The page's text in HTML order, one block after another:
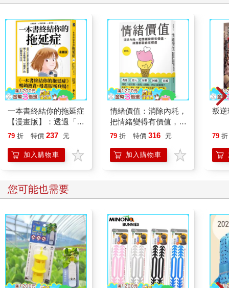
一本書終結你的拖延症
【漫畫版】：透過「小
行動」打開大腦的行動
「行動派」的37個科
學方法
79 折 特價 237 元
加入購物車
情緒價值：消除內耗，
把情緒變得有價值，跟
誰都能自在相處
79 折 特價 316 元
加入購物車
叛逆
79 折
您可能也需要